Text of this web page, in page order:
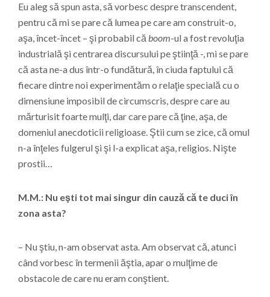
Eu aleg să spun asta, să vorbesc despre transcendent,
pentru că mi se pare că lumea pe care am construit-o,
aşa, încet-încet – şi probabil că boom-ul a fost revoluţia
industrială şi centrarea discursului pe ştiinţă -, mi se pare
că asta ne-a dus într-o fundătură, în ciuda faptului că
fiecare dintre noi experimentăm o relaţie specială cu o
dimensiune imposibil de circumscris, despre care au
mărturisit foarte mulţi, dar care pare că ţine, aşa, de
domeniul anecdoticii religioase. Ştii cum se zice, că omul
n-a înţeles fulgerul şi şi l-a explicat aşa, religios. Nişte
prostii…
M.M.: Nu eşti tot mai singur din cauză că te duci în
zona asta?
– Nu ştiu, n-am observat asta. Am observat că, atunci
când vorbesc în termenii ăştia, apar o mulţime de
obstacole de care nu eram conştient.